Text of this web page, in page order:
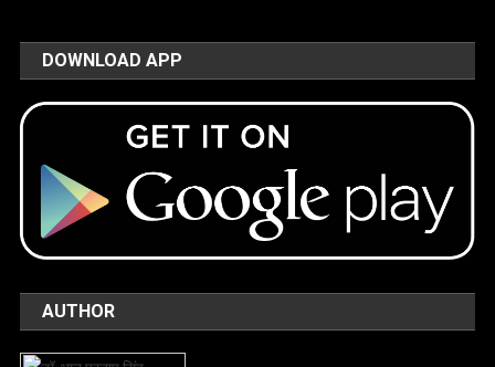
DOWNLOAD APP
AUTHOR